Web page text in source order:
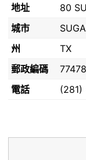
地址
80
城市
州
TX
郵政編碼
77478
電話
(281)